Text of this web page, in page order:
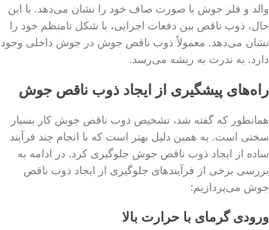
والد و فلز جوش با صورت صاف خود را نشان می‌دهد. با این
حال، ذوب ناقص بین دفعات اجرایی، با شکل نامنظم خود را
نشان می‌دهد. معمولاً ذوب ناقص جوش در جوش داخلی وجود
دارد. به ندرت به ریشه می‌رسد.
راه‌های پیشگیری از ایجاد ذوب ناقص جوش
همانطور که گفته شد، تشخیص ذوب ناقص جوش کار بسیار
سختی است. به همین دلیل بهتر است که با انجام چند فرآیند
ساده از ایجاد ذوب ناقص جوش جلوگیری کرد. در ادامه به
بررسی برخی از فرآیندهای جلوگیری از ایجاد ذوب ناقص
جوش می‌پردازیم:
ورودی گرمای با حرارت بالا